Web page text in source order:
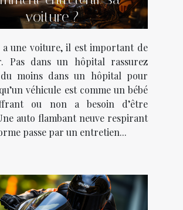
voiture ?
a une voiture, il est important de
Pas dans un hôpital rassurez
moins dans un hôpital pour
véhicule est comme un bébé
ou non a besoin d’être
auto flambant neuve respirant
passe par un entretien...